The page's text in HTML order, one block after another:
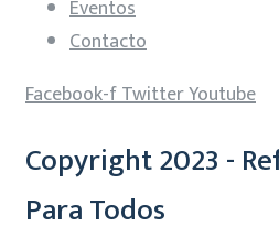
Eventos
Contacto
Facebook-fTwitterYoutube
Copyright 2023 -
Para Todos